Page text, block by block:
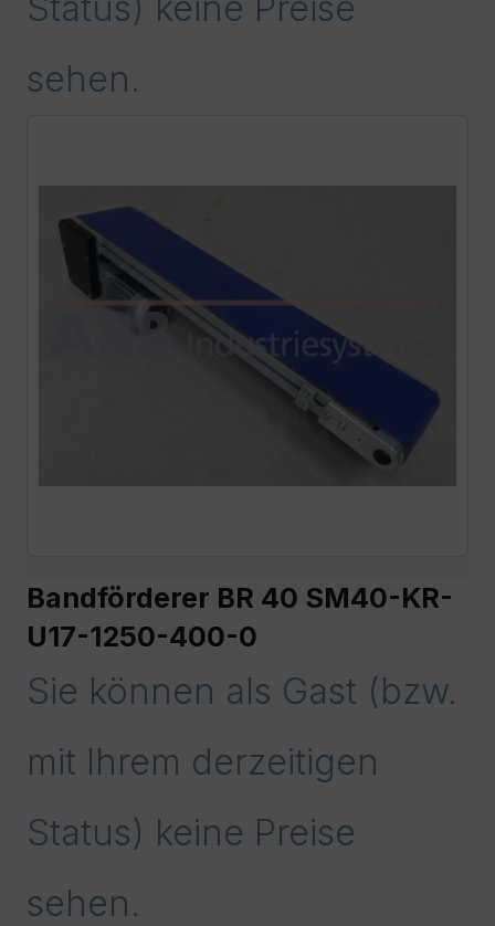
sehen.
Bandförderer BR 40 SM40-KR-
U17-1250-400-0
Sie können als Gast (bzw.
mit Ihrem derzeitigen
Status) keine Preise
sehen.